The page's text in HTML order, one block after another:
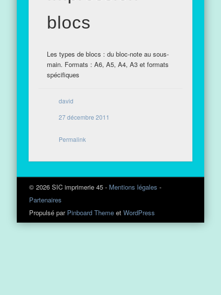
blocs
Les types de blocs : du bloc-note au sous-
main. Formats : A6, A5, A4, A3 et formats
spécifiques
david
27 décembre 2011
Permalink
© 2026 SIC imprimerie 45 - Mentions légales -
Partenaires
Propulsé par Pinboard Themeet WordPress